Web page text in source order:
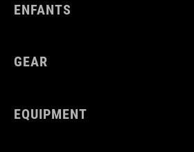
ENFANTS
GEAR
EQUIPMENT